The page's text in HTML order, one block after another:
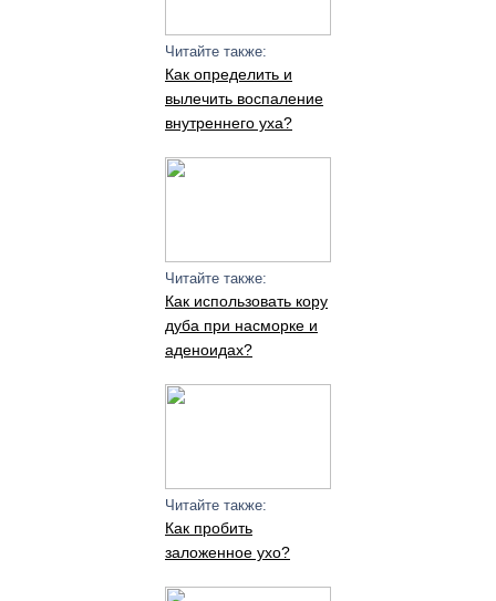
Читайте также:
Как определить и
вылечить воспаление
внутреннего уха?
Читайте также:
Как использовать кору
дуба при насморке и
аденоидах?
Читайте также:
Как пробить
заложенное ухо?